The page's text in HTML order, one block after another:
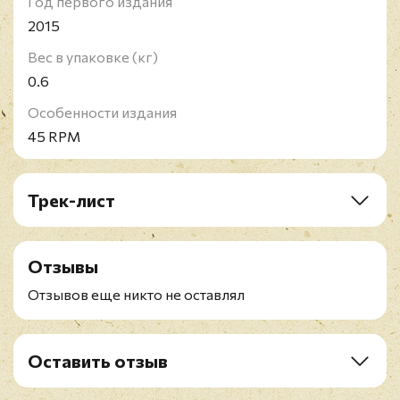
2015
Вес в упаковке (кг)
0.6
Особенности издания
45 RPM
Трек-лист
A1. Delusions Of Saviour
B2. Repentless
C3. Take Control
D4. Vices
F6. When The Stillness Comes
G7. Chasing Death
H8. Implode
I9. Piano Wire
Отзывы
Отзывов еще никто не оставлял
Оставить отзыв